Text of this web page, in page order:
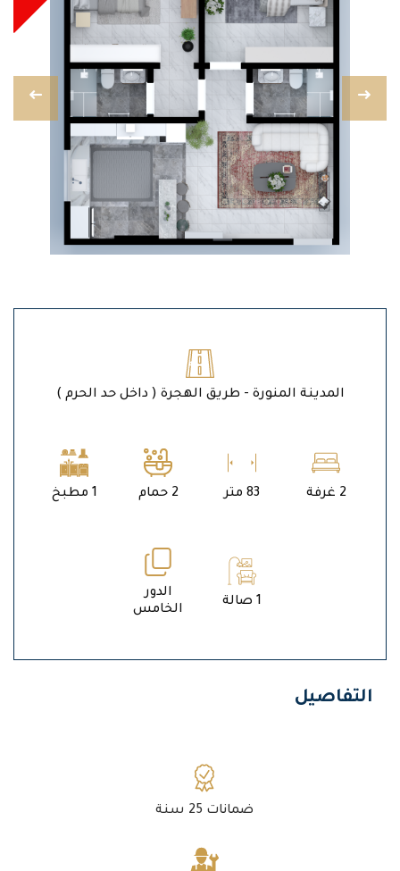
المدينة المنورة - طريق الهجرة ( داخل حد الحرم )
2 غرفة 83 متر 2 حمام 1 مطبخ
1 صالة
الدور
الخامس
التفاصيل
ضمانات 25 سنة